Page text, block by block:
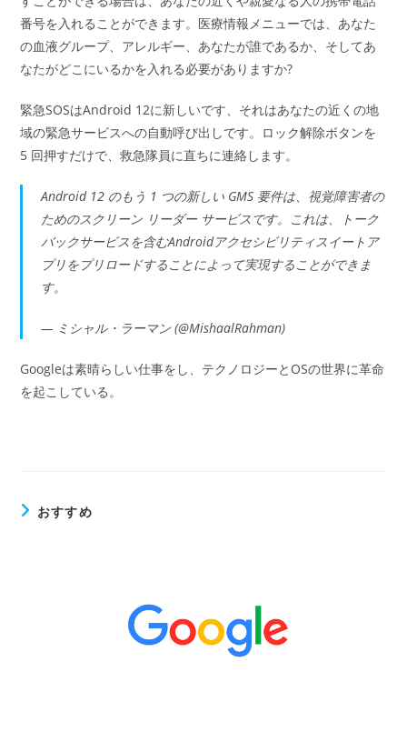
番号を入れることができます。医療情報メニューでは、あなた
の血液グループ、アレルギー、あなたが誰であるか、そしてあ
なたがどこにいるかを入れる必要がありますか?
緊急SOSはAndroid 12に新しいです、それはあなたの近くの地
域の緊急サービスへの自動呼び出しです。ロック解除ボタンを
5 回押すだけで、救急隊員に直ちに連絡します。
Android 12 のもう 1 つの新しい GMS 要件は、視覚障害者の
ためのスクリーン リーダー サービスです。これは、トーク
バックサービスを含むAndroidアクセシビリティスイートア
プリをプリロードすることによって実現することができま
す。
— ミシャル・ラーマン (@MishaalRahman)
Googleは素晴らしい仕事をし、テクノロジーとOSの世界に革命
を起こしている。
おすすめ